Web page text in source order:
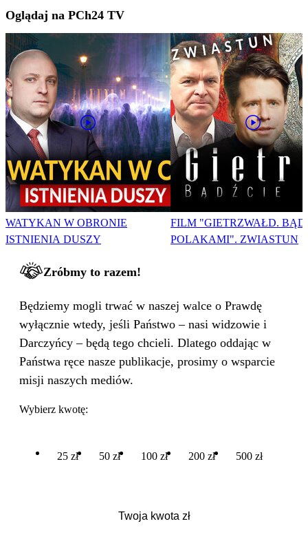
Oglądaj na PCh24 TV
WATYKAN W OBRONIE
ISTNIENIA DUSZY
FILM "GIETRZWAŁD.
POLAKAMI". ZWIASTUN
Zróbmy to razem!
Będziemy mogli trwać w naszej walce o Prawdę
wyłącznie wtedy, jeśli Państwo – nasi widzowie i
Darczyńcy – będą tego chcieli. Dlatego oddając w
Państwa ręce nasze publikacje, prosimy o wsparcie
misji naszych mediów.
Wybierz kwotę:
25 zł 50 zł 100 zł 200 zł 500 zł